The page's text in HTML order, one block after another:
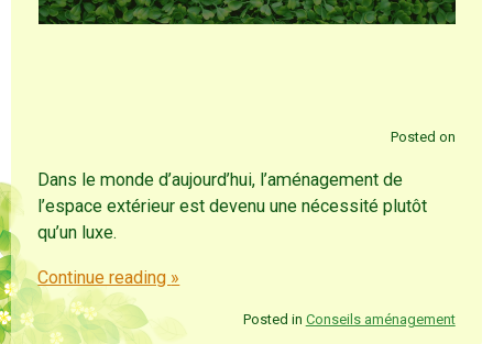
Posted on
Dans le monde d’aujourd’hui, l’aménagement de
l’espace extérieur est devenu une nécessité plutôt
qu’un luxe.
Continue reading »
Posted in Conseils aménagement